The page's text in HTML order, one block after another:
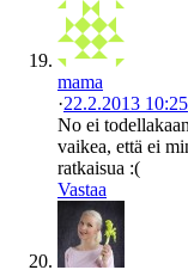
mama
·22.2.2013 10:25
No ei
vaikea, että ei
ratkaisua :(
Vastaa